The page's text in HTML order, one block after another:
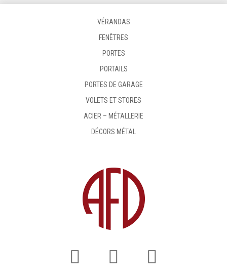
VÉRANDAS
FENÊTRES
PORTES
PORTAILS
PORTES DE GARAGE
VOLETS ET STORES
ACIER – MÉTALLERIE
DÉCORS MÉTAL